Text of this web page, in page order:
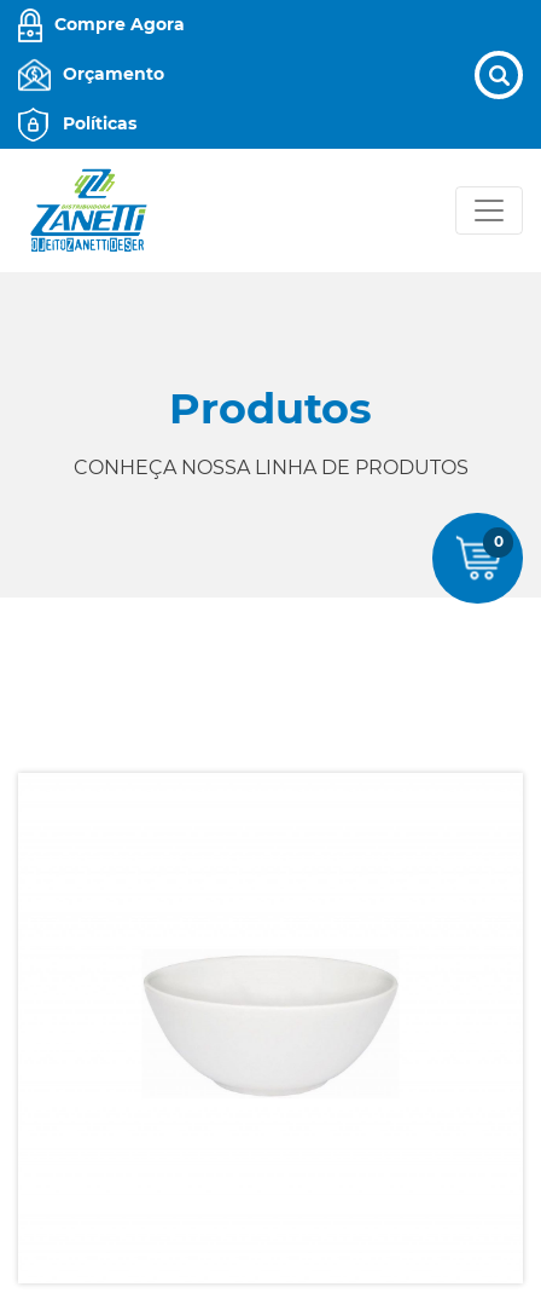
Compre Agora
Orçamento
Políticas
Produtos
CONHEÇA NOSSA LINHA DE PRODUTOS
0